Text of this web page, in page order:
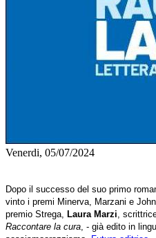
Venerdi, 05/07/2024
Dopo il successo del suo primo
vinto i premi Minerva, Marzani e
premio Strega, Laura Marzi,
Raccontare la cura, - già edito in